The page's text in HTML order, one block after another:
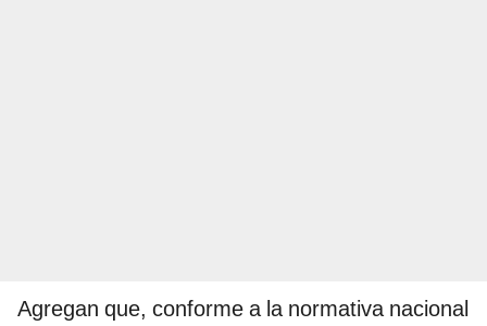
Agregan que, conforme a la normativa nacional